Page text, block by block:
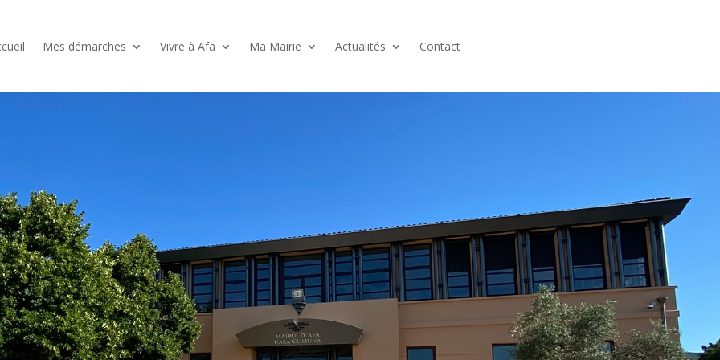
Mes démarches Vivre à Afa Ma Mairie Actualités Contact